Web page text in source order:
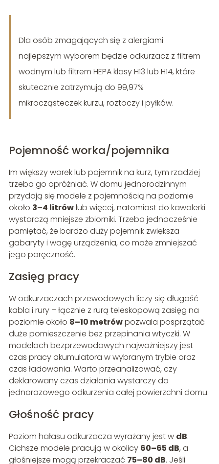
Dla osób zmagających się z alergiami
najlepszym wyborem będzie odkurzacz z filtrem
wodnym lub filtrem HEPA klasy H13 lub H14, które
skutecznie zatrzymują do 99,97%
mikrocząsteczek kurzu, roztoczy i pyłków.
Pojemność worka/pojemnika
Im większy worek lub pojemnik na kurz, tym rzadziej
trzeba go opróżniać. W domu jednorodzinnym
przydają się modele z pojemnością na poziomie
około 3–4 litrówlub więcej, natomiast do kawalerki
wystarczą mniejsze zbiorniki. Trzeba jednocześnie
pamiętać, że bardzo duży pojemnik zwiększa
gabaryty i wagę urządzenia, co może zmniejszać
jego poręczność.
Zasięg pracy
W odkurzaczach przewodowych liczy się długość
kabla i rury – łącznie z rurą teleskopową zasięg na
poziomie około 8–10 metrówpozwala posprzątać
duże pomieszczenie bez przepinania wtyczki. W
modelach bezprzewodowych najważniejszy jest
czas pracy akumulatora w wybranym trybie oraz
czas ładowania. Warto przeanalizować, czy
deklarowany czas działania wystarczy do
jednorazowego odkurzenia całej powierzchni domu.
Głośność pracy
Poziom hałasu odkurzacza wyrażany jest w dB.
Cichsze modele pracują w okolicy 60–65 dB, a
głośniejsze mogą przekraczać 75–80 dB. Jeśli